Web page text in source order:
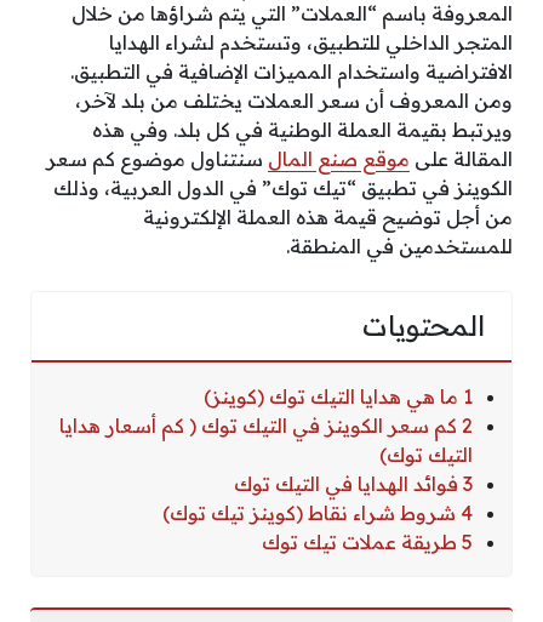
المعروفة باسم “العملات” التي يتم شراؤها من خلال
المتجر الداخلي للتطبيق، وتستخدم لشراء الهدايا
الافتراضية واستخدام المميزات الإضافية في التطبيق.
ومن المعروف أن سعر العملات يختلف من بلد لآخر،
ويرتبط بقيمة العملة الوطنية في كل بلد. وفي هذه
المقالة على موقع صنع المال سنتناول موضوع كم سعر
الكوينز في تطبيق “تيك توك” في الدول العربية، وذلك
من أجل توضيح قيمة هذه العملة الإلكترونية
للمستخدمين في المنطقة.
المحتويات
1 ما هي هدايا التيك توك (كوينز)
2 كم سعر الكوينز في التيك توك ( كم أسعار هدايا
التيك توك)
3 فوائد الهدايا في التيك توك
4 شروط شراء نقاط (كوينز تيك توك)
5 طريقة عملات تيك توك